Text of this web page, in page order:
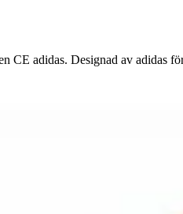
CE adidas. Designad av adidas